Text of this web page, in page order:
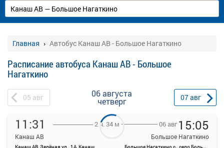
Главная Автобус Канаш АВ - Большое Нагаткино
Расписание автобуса Канаш АВ - Большое
Нагаткино
05 авг 06 августа
четверг 07авг
11:31
Канаш АВ
2 ч. 34 м 06 авг 15:05
Большое Нагаткино